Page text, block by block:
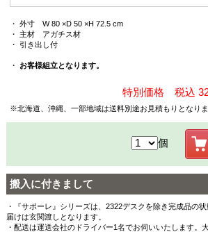
・ 外寸 W 80 ×D 50 ×H 72.5 cm
・ 主材 アガチス材
・ 引き出し付
・ お客様組立となります。
特別価格 税込
※北海道、沖縄、一部地域は送料別途お見積もりとなりま
個
搬入に付きまして
・『サポーレ』シリーズは、2322デスクを除き完成品の
届けは玄関渡しとなります。
・配送は運送会社のドライバー1名でお伺いいたします。